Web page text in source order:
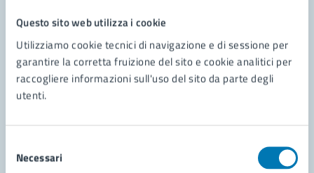
Questo sito web utilizza i cookie
Utilizziamo cookie tecnici di navigazione e di sessione per
garantire la corretta fruizione del sito e cookie analitici per
raccogliere informazioni sull'uso del sito da parte degli
utenti.
delNecessari
Richiedi assistenza
Prenota appuntamento
Problemi in città